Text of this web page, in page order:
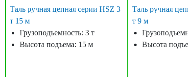
Таль ручная цепная серии HSZ 3
т 15 м
Грузоподъемность: 3 т
Высота подъема: 15 м
Таль ручная
т 9 м
Высота